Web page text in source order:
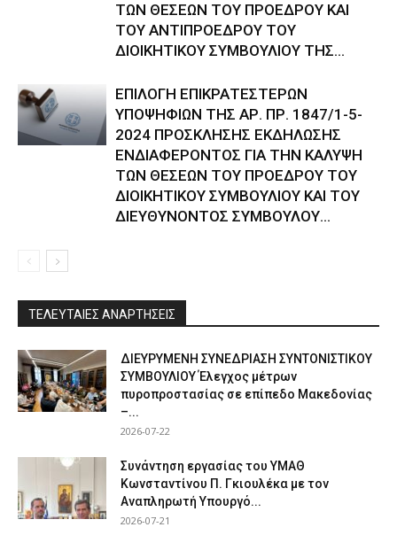
ΤΩΝ ΘΕΣΕΩΝ ΤΟΥ ΠΡΟΕΔΡΟΥ ΚΑΙ
ΤΟΥ ΑΝΤΙΠΡΟΕΔΡΟΥ ΤΟΥ
ΔΙΟΙΚΗΤΙΚΟΥ ΣΥΜΒΟΥΛΙΟΥ ΤΗΣ...
ΕΠΙΛΟΓΗ ΕΠΙΚΡΑΤΕΣΤΕΡΩΝ
ΥΠΟΨΗΦΙΩΝ ΤΗΣ ΑΡ. ΠΡ. 1847/1-5-
2024 ΠΡΟΣΚΛΗΣΗΣ ΕΚΔΗΛΩΣΗΣ
ΕΝΔΙΑΦΕΡΟΝΤΟΣ ΓΙΑ ΤΗΝ ΚΑΛΥΨΗ
ΤΩΝ ΘΕΣΕΩΝ ΤΟΥ ΠΡΟΕΔΡΟΥ ΤΟΥ
ΔΙΟΙΚΗΤΙΚΟΥ ΣΥΜΒΟΥΛΙΟΥ ΚΑΙ ΤΟΥ
ΔΙΕΥΘΥΝΟΝΤΟΣ ΣΥΜΒΟΥΛΟΥ...
ΤΕΛΕΥΤΑΙΕΣ ΑΝΑΡΤΗΣΕΙΣ
ΔΙΕΥΡΥΜΕΝΗ ΣΥΝΕΔΡΙΑΣΗ ΣΥΝΤΟΝΙΣΤΙΚΟΥ
ΣΥΜΒΟΥΛΙΟΥ Έλεγχος μέτρων
πυροπροστασίας σε επίπεδο Μακεδονίας
–...
2026-07-22
Συνάντηση εργασίας του ΥΜΑΘ
Κωνσταντίνου Π. Γκιουλέκα με τον
Αναπληρωτή Υπουργό...
2026-07-21